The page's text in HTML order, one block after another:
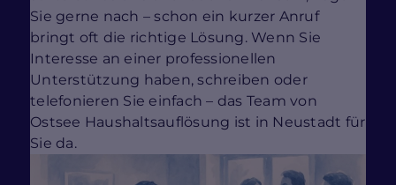
Sie gerne nach – schon ein kurzer Anruf
bringt oft die richtige Lösung. Wenn Sie
Interesse an einer professionellen
Unterstützung haben, schreiben oder
telefonieren Sie einfach – das Team von
Ostsee Haushaltsauflösung ist in Neustadt für
Sie da.